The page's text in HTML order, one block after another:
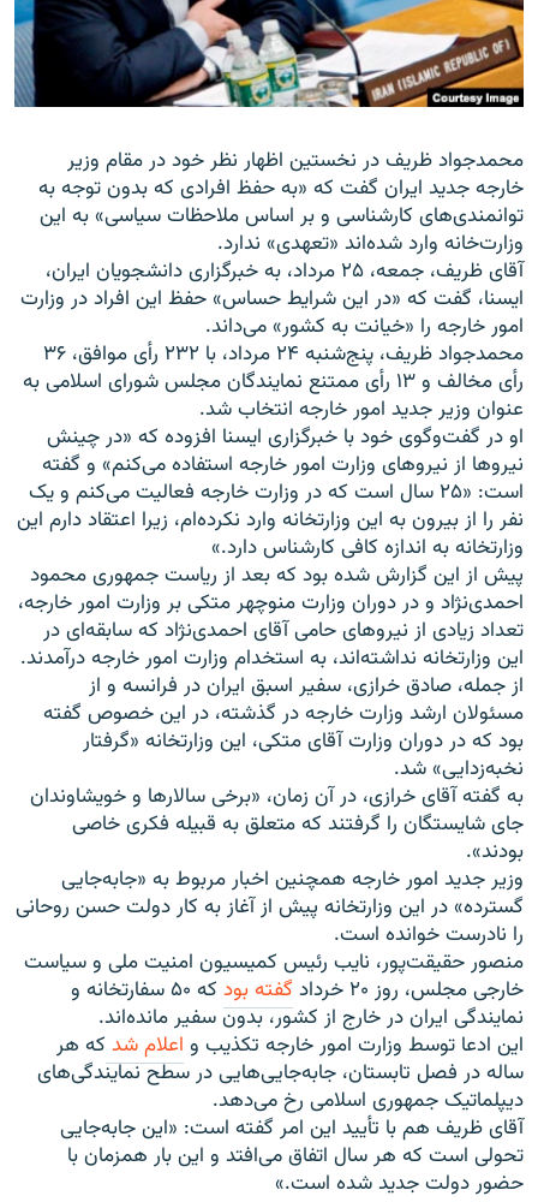
محمدجواد ظريف در نخستین اظهار نظر خود در مقام وزیر
خارجه جدید ایران گفت که «به حفظ افرادی که بدون توجه به
توانمندی‌های کارشناسی و بر اساس ملاحظات سياسی» به اين
وزارت‌خانه وارد شده‌اند «تعهدی» ندارد.
آقای ظريف، جمعه، ۲۵ مرداد، به خبرگزاری دانشجويان ايران،
ايسنا، گفت که «در اين شرايط حساس» حفظ اين افراد در وزارت
امور خارجه را «خيانت به کشور» می‌داند.
محمدجواد ظريف، پنج‌شنبه ۲۴ مرداد، با ۲۳۲ رأی موافق، ۳۶
رأی مخالف و ۱۳ رأی ممتنع نمايندگان مجلس شورای اسلامی به
عنوان وزير جديد امور خارجه انتخاب شد.
او در گفت‌وگوی خود با خبرگزاری ایسنا افزوده که «در چينش
نيروها از نيروهای وزارت امور خارجه استفاده می‌کنم» و گفته
است: «۲۵ سال است که در وزارت خارجه فعاليت می‌کنم و يک
نفر را از بيرون به اين وزارتخانه وارد نکرده‌ام، زيرا اعتقاد دارم اين
وزارتخانه به اندازه‌ کافی کارشناس دارد.»
پيش از اين گزارش شده بود که بعد از رياست جمهوری محمود
احمدی‌نژاد و در دوران وزارت منوچهر متکی بر وزارت امور خارجه،
تعداد زيادی از نيروهای حامی آقای احمدی‌نژاد که سابقه‌ای در
اين وزارتخانه نداشته‌اند، به استخدام وزارت امور خارجه درآمدند.
از جمله، صادق خرازی، سفير اسبق ايران در فرانسه و از
مسئولان ارشد وزارت خارجه در گذشته، در اين خصوص گفته
بود که در دوران وزارت آقای متکی، اين وزارتخانه «گرفتار
نخبه‌زدايی» شد.
به گفته آقای خرازی، در آن زمان، «برخی سالارها و خويشاوندان
جای شايستگان را گرفتند که متعلق به قبيله فکری خاصی
بودند».
وزير جديد امور خارجه همچنين اخبار مربوط به «جابه‌جايی
گسترده» در اين وزارتخانه پيش از آغاز به کار دولت حسن روحانی
را نادرست خوانده است.
منصور حقيقت‌پور، نايب رئيس کميسيون امنيت ملی و سياست
خارجی مجلس، روز ۲۰ خرداد
گفته بود
که ۵۰ سفارتخانه و
نمايندگی ايران در خارج از کشور، بدون سفير مانده‌اند.
اين ادعا توسط وزارت امور خارجه تکذيب و اعلام شد که هر
ساله در فصل تابستان، جابه‌جايی‌هايی در سطح نمايندگی‌های
ديپلماتيک جمهوری اسلامی رخ می‌دهد.
آقای ظريف هم با تأييد اين امر گفته است: «اين جابه‌جايی
تحولی است که هر سال اتفاق می‌افتد و اين بار همزمان با
حضور دولت جديد شده است.»